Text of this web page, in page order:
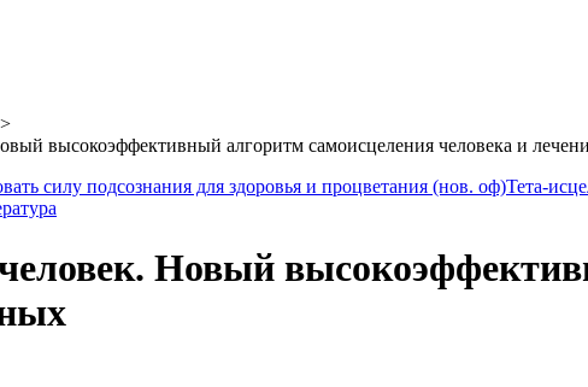
>
высокоэффективный алгоритм самоисцеления человека и
силу подсознания для здоровья и процветания (нов. оф)Тета-
Новый